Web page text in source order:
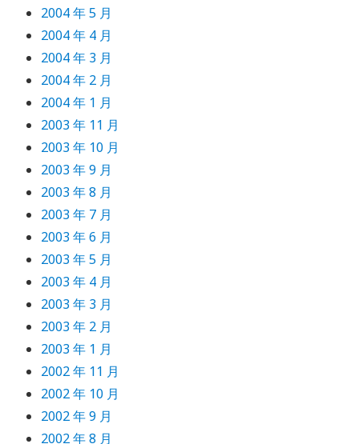
2004 年 5 月
2004 年 4 月
2004 年 3 月
2004 年 2 月
2004 年 1 月
2003 年 11 月
2003 年 10 月
2003 年 9 月
2003 年 8 月
2003 年 7 月
2003 年 6 月
2003 年 5 月
2003 年 4 月
2003 年 3 月
2003 年 2 月
2003 年 1 月
2002 年 11 月
2002 年 10 月
2002 年 9 月
2002 年 8 月